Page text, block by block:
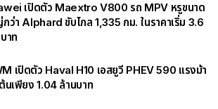
เปิดตัว Maextro V800 รถ MPV หรูขนาด
ว่า Alphard ขับไกล 1,335 กม. ในราคาเริ่ม 3.6
าท
เปิดตัว Haval H10 เอสยูวี PHEV 590 แรงม้า
นเพียง 1.04 ล้านบาท